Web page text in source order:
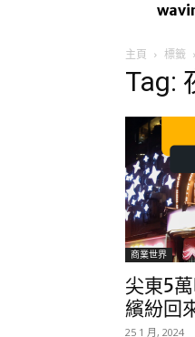
主頁 標籤
Tag:
商業世界
尖東5
繽紛回
25 1 月, 2024